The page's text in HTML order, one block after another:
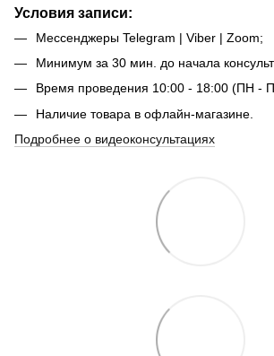
Условия записи:
Мессенджеры Telegram | Viber | Zoom;
Минимум за 30 мин. до начала
Время проведения 10:00 - 18:00 (ПН -
Наличие товара в офлайн-магазине.
Подробнее о видеоконсультациях